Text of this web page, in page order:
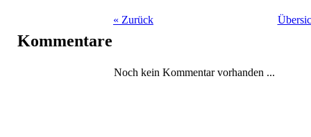
« Zurück
Kommentare
Noch kein Kommentar vorhanden ...